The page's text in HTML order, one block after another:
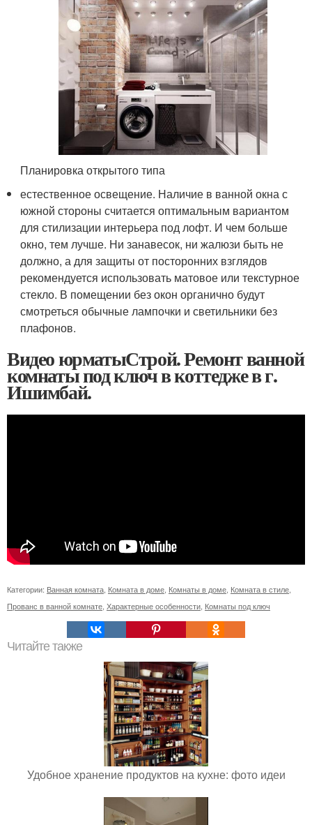
Планировка открытого типа
естественное освещение. Наличие в ванной окна с
южной стороны считается оптимальным вариантом
для стилизации интерьера под лофт. И чем больше
окно, тем лучше. Ни занавесок, ни жалюзи быть не
должно, а для защиты от посторонних взглядов
рекомендуется использовать матовое или текстурное
стекло. В помещении без окон органично будут
смотреться обычные лампочки и светильники без
плафонов.
Видео юрматыСтрой. Ремонт ванной
комнаты под ключ в коттедже в г.
Ишимбай.
Категории: Ванная комната Комната в доме Комнаты в доме Комната в стиле
Прованс в ванной комнате Характерные особенности Комнаты под ключ
Читайте также
Удобное хранение продуктов на кухне: фото идеи